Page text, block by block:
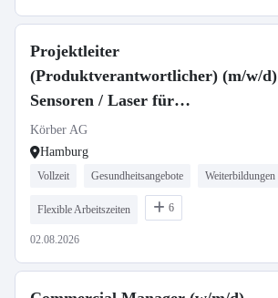
Projektleiter
(Produktverantwortlicher) (m/w/d)
Sensoren / Laser für
Bildverarbeitung
Körber AG
Hamburg
Vollzeit Gesundheitsangebote Weiterbildungen
Flexible Arbeitszeiten 6
02.08.2026